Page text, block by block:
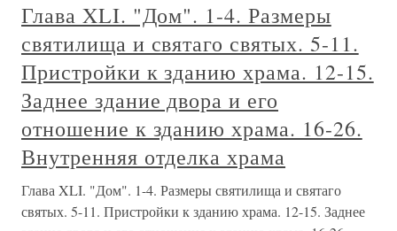
Глава XLI. "Дом". 1-4. Размеры
святилища и святаго святых. 5-11.
Пристройки к зданию храма. 12-15.
Заднее здание двора и его
отношение к зданию храма. 16-26.
Внутренняя отделка храма
Глава XLI. "Дом". 1-4. Размеры святилища и святаго
святых. 5-11. Пристройки к зданию храма. 12-15. Заднее